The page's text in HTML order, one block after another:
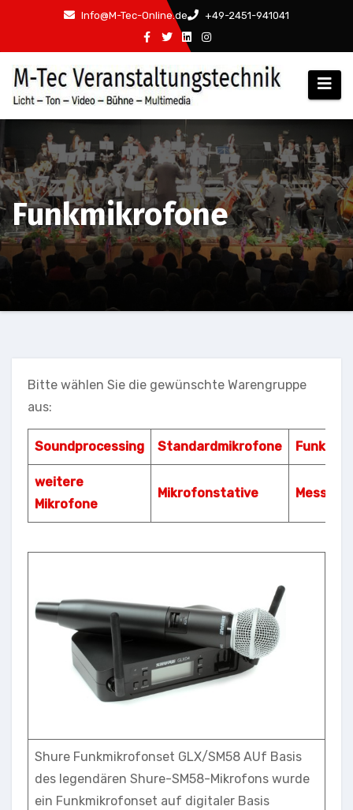
springen
Info@M-Tec-Online.de +49-2451-941041
Funkmikrofone
Bitte wählen Sie die gewünschte Warengruppe
aus:
Soundprocessing Standardmikrofone
weitere
Mikrofone
Mikrofonstative
Shure Funkmikrofonset GLX/SM58 AUf Basis
des legendären Shure-SM58-Mikrofons wurde
ein Funkmikrofonset auf digitaler Basis